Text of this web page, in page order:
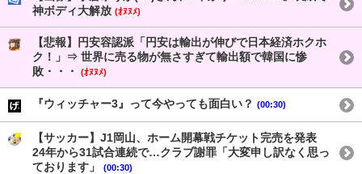
神ボディ大解放 (ｵﾇﾇﾒ)
【悲報】円安容認派「円安は輸出が伸びで日本経済ホクホ
ク！」⇒ 世界に売る物が無さすぎて輸出額で韓国に惨
敗・・・
(ｵﾇﾇﾒ)
『ウィッチャー3』って今やっても面白い？ (00:30)
【サッカー】J1岡山、ホーム開幕戦チケット完売を発表
24年から31試合連続で…クラブ謝罪「大変申し訳なく思っ
ております」
(00:30)